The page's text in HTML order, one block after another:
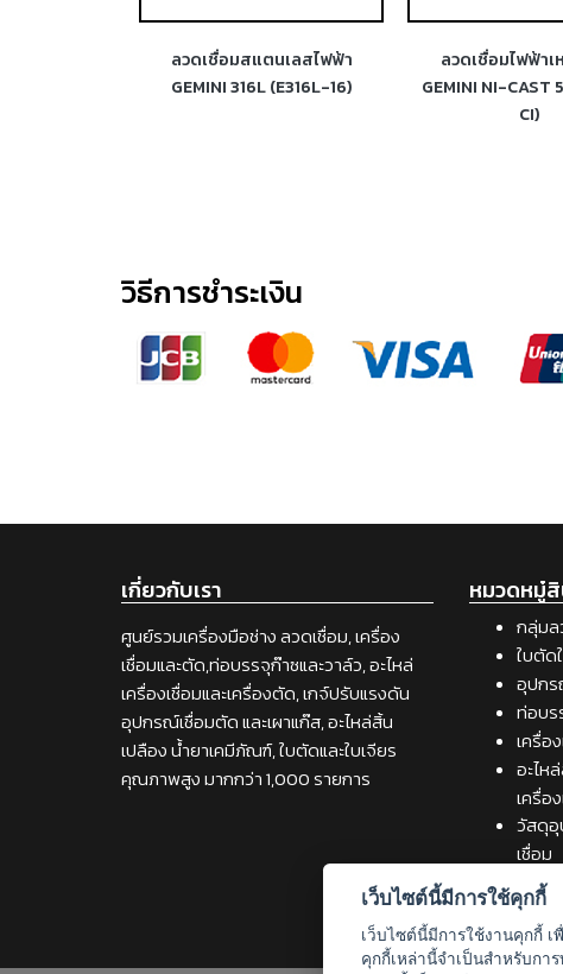
ลวดเชื่อมสแตนเลสไฟฟ้า
GEMINI 316L (E316L-16)
ลวดเชื่อมไฟฟ้า
GEMINI NI-CAST
CI)
วิธีการชำระเงิน
เกี่ยวกับเรา
ศูนย์รวมเครื่องมือช่าง ลวดเชื่อม, เครื่อง
เชื่อมและตัด,ท่อบรรจุก๊าซและวาล์ว, อะไหล่
เครื่องเชื่อมและเครื่องตัด, เกจ์ปรับแรงดัน
อุปกรณ์เชื่อมตัด และเผาแก๊ส, อะไหล่สิ้น
เปลือง น้ำยาเคมีภัณฑ์, ใบตัดและใบเจียร
คุณภาพสูง มากกว่า 1,000 รายการ
หมวดหมู๋
กลุ่มล
ใบตัด
อุปกร
ท่อบร
เครื่อ
อะไห
เครื่อ
วัสดุ
เชื่อม
เครื่อ
เว็บไซต์นี้มีการใช้คุกกี้
เว็บไซต์นี้มีการใช้งานคุกกี้ เ
คุกกี้เหล่านี้จำเป็นสำหรับกา